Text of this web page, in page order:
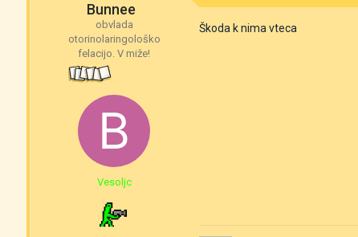
Bunnee
obvlada
otorinolaringološko
felacijo. V miže!
Vesoljc
Škoda k nima vteca